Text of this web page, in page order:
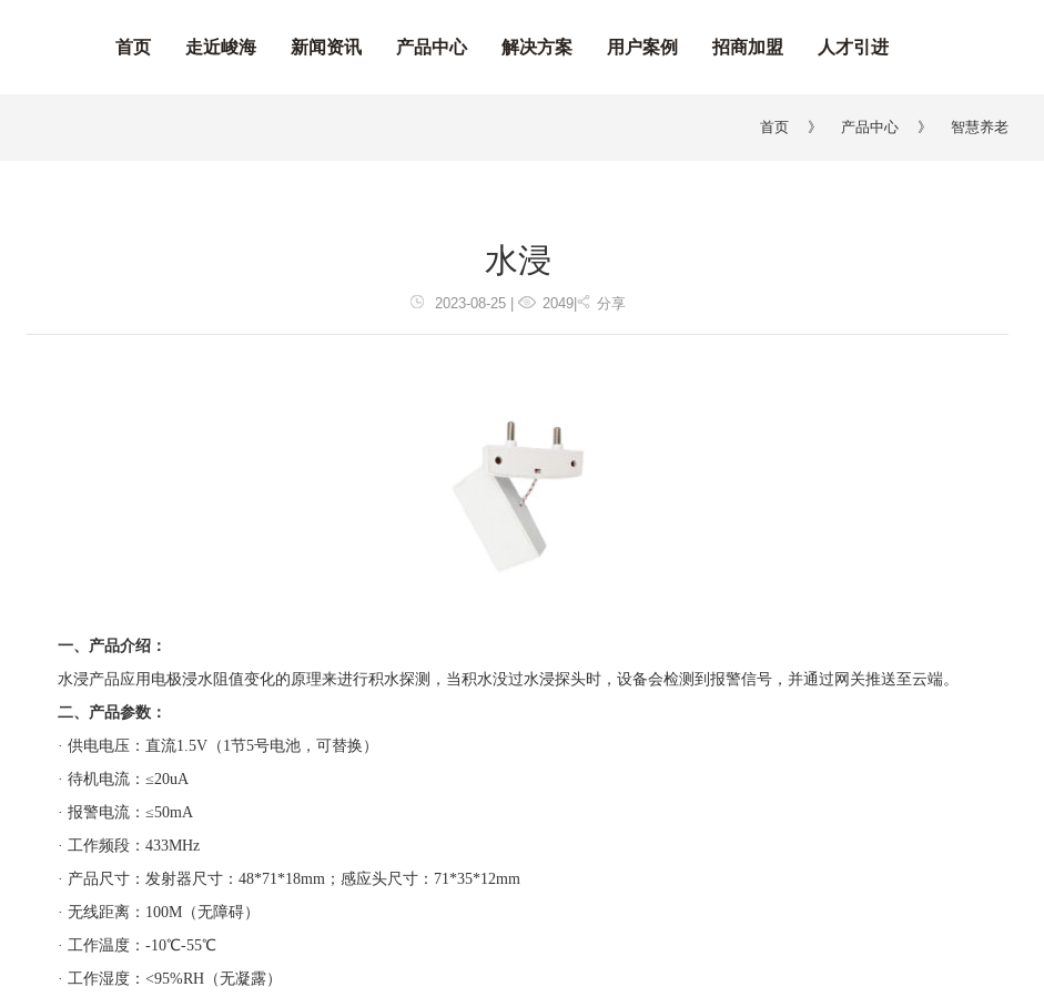
首页 走近峻海 新闻资讯 产品中心 解决方案 用户案例 招商加盟 人才引进
首页 》 产品中心 》 智慧养老
水浸
2023-08-25 | 2049| 分享
一、产品介绍：
水浸产品应用电极浸水阻值变化的原理来进行积水探测，当积水没过水浸探头时，设备会检测到报警信号，并通过网关推送至云端。
二、产品参数：
· 供电电压：直流1.5V（1节5号电池，可替换）
· 待机电流：≤20uA
· 报警电流：≤50mA
· 工作频段：433MHz
· 产品尺寸：发射器尺寸：48*71*18mm；感应头尺寸：71*35*12mm
· 无线距离：100M（无障碍）
· 工作温度：-10℃-55℃
· 工作湿度：<95%RH（无凝露）